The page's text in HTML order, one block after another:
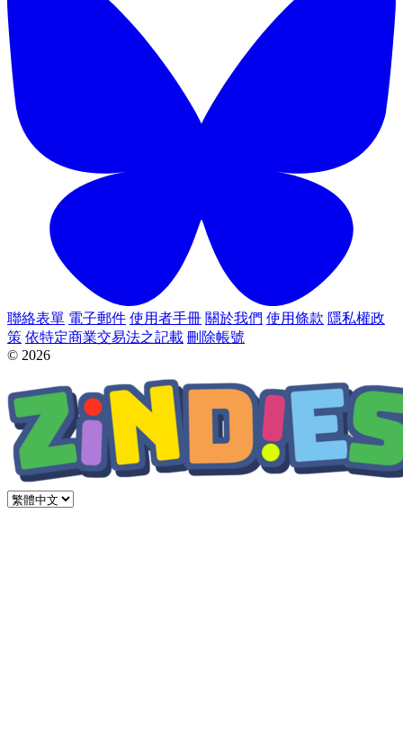
聯絡表單 電子郵件 使用者手冊 關於我們 使用條款 隱私權政
策 依特定商業交易法之記載 刪除帳號
© 2026